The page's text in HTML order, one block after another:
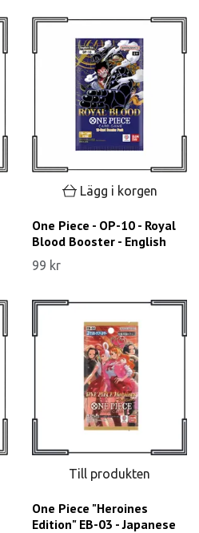
Lägg i korgen
One Piece - OP-10 - Royal
Blood Booster - English
99 kr
Till produkten
One Piece "Heroines
Edition" EB-03 - Japanese